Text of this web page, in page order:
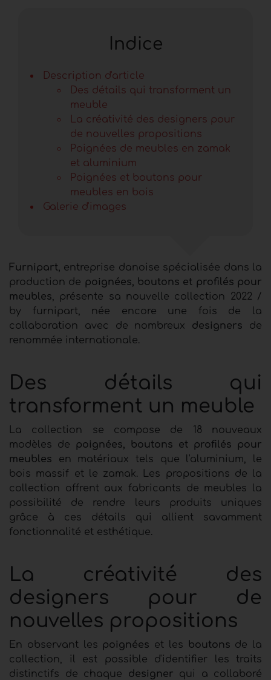
Indice
Description d'article
Des détails qui transforment un
meuble
La créativité des designers pour
de nouvelles propositions
Poignées de meubles en zamak
et aluminium
Poignées et boutons pour
meubles en bois
Galerie d'images
Furnipart, entreprise danoise spécialisée dans la
production de poignées, boutons et profilés pour
meubles, présente sa nouvelle collection 2022 /
by furnipart, née encore une fois de la
collaboration avec de nombreux designers de
renommée internationale.
Des détails qui
transforment un meuble
La collection se compose de 18 nouveaux
modèles de poignées, boutons et profilés pour
meubles en matériaux tels que l'aluminium, le
bois massif et le zamak. Les propositions de la
collection offrent aux fabricants de meubles la
possibilité de rendre leurs produits uniques
grâce à ces détails qui allient savamment
fonctionnalité et esthétique.
La créativité des
designers pour de
nouvelles propositions
En observant les poignées et les boutons de la
collection, il est possible d'identifier les traits
distinctifs de chaque designer qui a collaboré